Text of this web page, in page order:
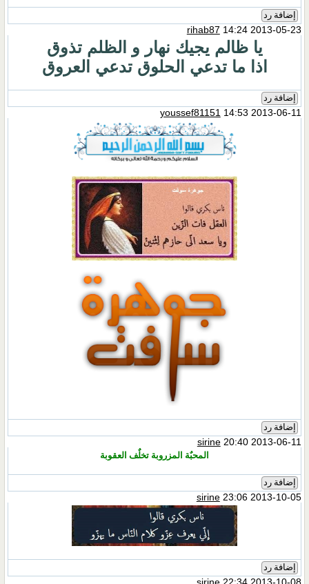
إضافة رد
rihab87 14:24 2013-05-23
يا ظالم يجيك نهار و الظلم تذوق
اذا ما تدعي الحلوق تدعي العروق
إضافة رد
youssef81151 14:53 2013-06-11
إضافة رد
sirine20:40 2013-06-11
المحبٌة المزروبة تخلٌف العقوبة
إضافة رد
sirine23:06 2013-10-05
إضافة رد